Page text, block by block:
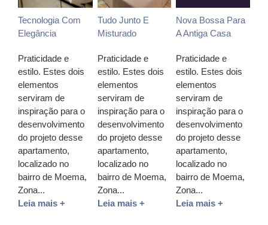
Tecnologia Com
Elegância
Praticidade e
estilo. Estes dois
elementos
serviram de
inspiração para o
desenvolvimento
do projeto desse
apartamento,
localizado no
bairro de Moema,
Zona...
Leia mais +
Tudo Junto E
Misturado
Praticidade e
estilo. Estes dois
elementos
serviram de
inspiração para o
desenvolvimento
do projeto desse
apartamento,
localizado no
bairro de Moema,
Zona...
Leia mais +
Nova Bossa Para
A Antiga Casa
Praticidade e
estilo. Estes dois
elementos
serviram de
inspiração para o
desenvolvimento
do projeto desse
apartamento,
localizado no
bairro de Moema,
Zona...
Leia mais +